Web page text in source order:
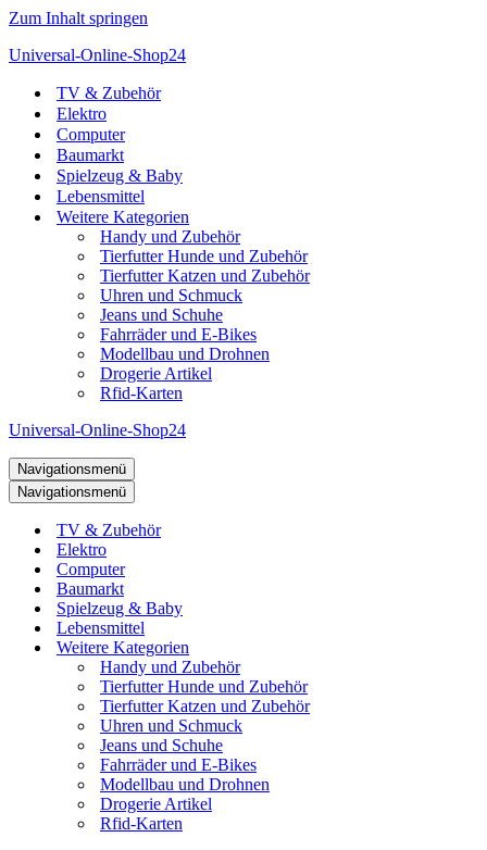
Zum Inhalt springen
Universal-Online-Shop24
TV & Zubehör
Elektro
Computer
Baumarkt
Spielzeug & Baby
Lebensmittel
Weitere Kategorien
Handy und Zubehör
Tierfutter Hunde und Zubehör
Tierfutter Katzen und Zubehör
Uhren und Schmuck
Jeans und Schuhe
Fahrräder und E-Bikes
Modellbau und Drohnen
Drogerie Artikel
Rfid-Karten
Universal-Online-Shop24
Navigationsmenü
Navigationsmenü
TV & Zubehör
Elektro
Computer
Baumarkt
Spielzeug & Baby
Lebensmittel
Weitere Kategorien
Handy und Zubehör
Tierfutter Hunde und Zubehör
Tierfutter Katzen und Zubehör
Uhren und Schmuck
Jeans und Schuhe
Fahrräder und E-Bikes
Modellbau und Drohnen
Drogerie Artikel
Rfid-Karten